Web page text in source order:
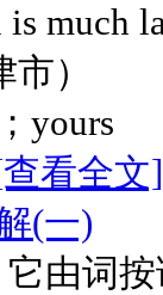
much
）
yours
看全文]
(一)
由词